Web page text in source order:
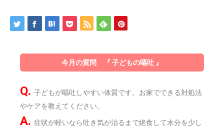
今月の質問 『 子どもの嘔吐 』
Q. 子どもが嘔吐しやすい体質です。お家でできる対処法
やケアを教えてください。
A. 症状が軽いなら吐き気が治るまで絶食して水分を少し